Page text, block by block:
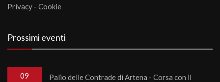
Privacy - Cookie
Prossimi eventi
09
Palio delle Contrade di Artena - Corsa con il